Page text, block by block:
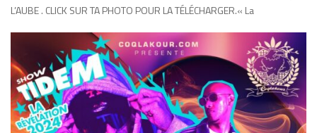
L’AUBE . CLICK SUR TA PHOTO POUR LA TÉLÉCHARGER.« La